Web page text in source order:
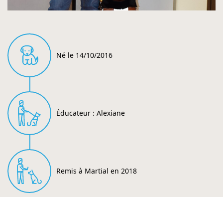
Né le 14/10/2016
Éducateur : Alexiane
Remis à Martial en 2018